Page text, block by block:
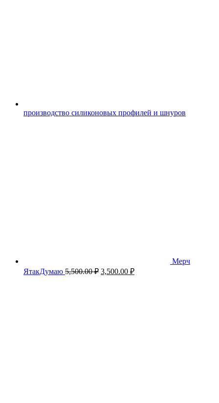
производство силиконовых профилей и шнуров
Мерч
ЯтакДумаю 5,500.00₽ Первоначальная
3,500.00 ₽Текущая